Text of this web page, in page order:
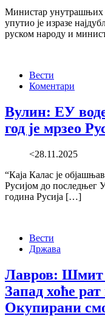
Министар унутрашњих
упутио је изразе
руском народу и
Вести
Коментари
Вулин: ЕУ
год је мрзео
<28.11.2025
“Каја Калас је
Русијом до последњег
година Русија […]
Вести
Држава
Лавров: Шмит
Запад хоће
Окупирани